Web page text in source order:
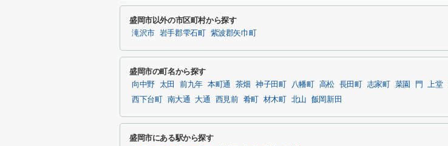
盛岡市以外の市区町村から探す
滝沢市 岩手郡雫石町 紫波郡矢巾町
盛岡市の町名から探す
向中野 太田 前九年 本町通 茶畑 神子田町 八幡町 高松 長田町 志家町 菜園 門 上堂
西下台町
南大通 大通 西見前 肴町 材木町 北山 飯岡新田
盛岡市にある駅から探す